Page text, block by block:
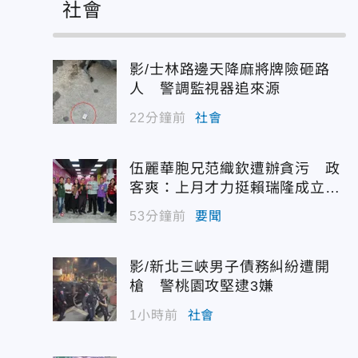
社會
影/士林路邊天降麻將牌險砸路
人 警調監視器追來源
22分鐘前 社會
伍麗華胞兄范織欽遭辦貪污 政
客爽：上月才力挺賴瑞隆成立後
援會
53分鐘前 要聞
影/新北三峽男子債務糾紛遭開
槍 警桃園攻堅逮3嫌
1小時前 社會